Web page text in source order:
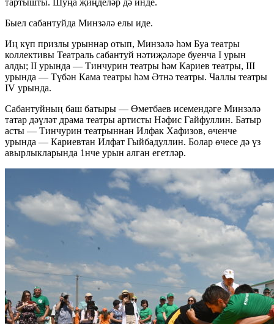
Быел сабантуйда Минзәлә елы иде.
Иң күп призлы урыннар отып, Минзәлә һәм Буа театры
коллективы Театраль сабантуй нәтиҗәләре буенча I урын
алды; II урында — Тинчурин театры һәм Кариев театры, III
урында — Түбән Кама театры һәм Әтнә театры. Чаллы театры
IV урында.
Сабантуйның баш батыры — Өметбаев исемендәге Минзәлә
татар дәүләт драма театры артисты Нәфис Гайфуллин. Батыр
асты — Тинчурин театрыннан Илфак Хафизов, өченче
урында — Кариевтан Илфат Гыйбадуллин. Болар өчесе дә үз
авырлыкларында 1нче урын алган егетләр.